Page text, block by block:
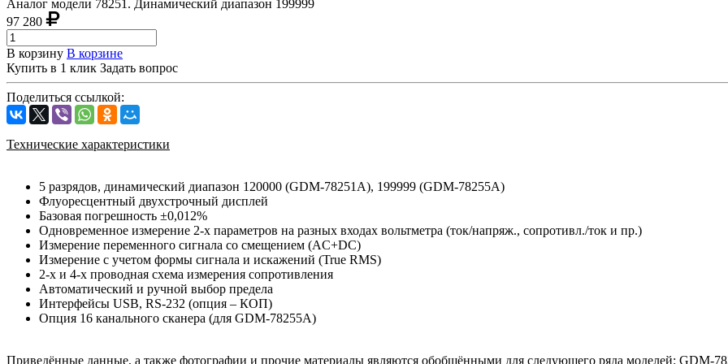
Аналог модели 78251. Динамический диапазон 199999
97 280
В корзину В корзине
Купить в 1 клик Задать вопрос
Поделиться ссылкой:
Технические характеристики
5 разрядов, динамический диапазон 120000 (GDM-78251A), 199999 (GDM-78255A)
Флуоресцентный двухстрочный дисплей
Базовая погрешность ±0,012%
Одновременное измерение 2-х параметров на разных входах вольтметра (ток/напряж., сопротивл./ток и пр.)
Измерение переменного сигнала со смещением (AC+DC)
Измерение с учетом формы сигнала и искажений (True RMS)
2-х и 4-х проводная схема измерения сопротивления
Автоматический и ручной выбор предела
Интерфейсы USB, RS-232 (опция – КОП)
Опция 16 канального сканера (для GDM-78255A)
Приведённые данные, а также фотографии и прочие материалы являются обобщёнными для следующего ряда моделей: GDM-